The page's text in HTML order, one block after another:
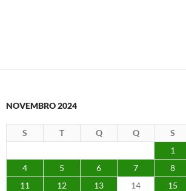
NOVEMBRO 2024
S T Q Q S
1
4
5 6 7 8
11
12 13 14 15